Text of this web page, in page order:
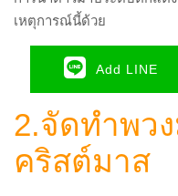
เหตุการณ์นี้ด้วย
Add LINE
2.จัดทำพว
คริสต์มาส